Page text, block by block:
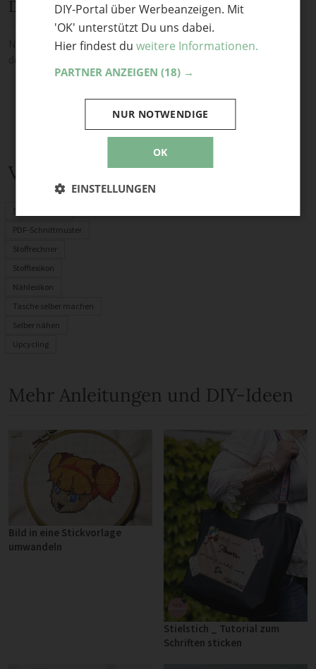
Diskussion
Noch keine Kommentare — sei die Erste oder der Erste und teile
Verwandte Themen
Schnittmuster
PDF-Schnittmuster
Stoffrechner
Stofflexikon
Nählexikon
Tasche selber machen
Selber nähen
Upcycling
Mehr Anleitungen und DIY-Ideen
Bild in eine Stickvorlage
umwandeln
Stielstich _ Tutorial zum
Schriften sticken
DIY-Portal über Werbeanzeigen. Mit
'OK' unterstützt Du uns dabei.
Hier findest du weitere Informationen.
PARTNER ANZEIGEN (18) →
OK
NUR NOTWENDIGE
EINSTELLUNGEN